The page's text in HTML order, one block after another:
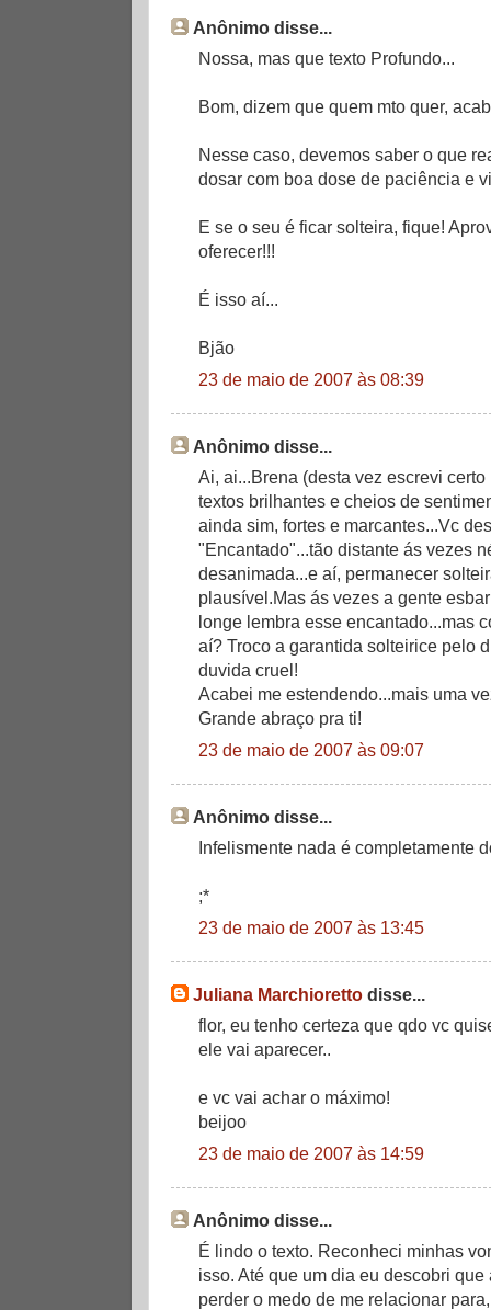
Anônimo disse...
Nossa, mas que texto Profundo...
Bom, dizem que quem mto quer,
Nesse caso, devemos saber o que
dosar com boa dose de paciência e
E se o seu é ficar solteira, fique!
oferecer!!!
É isso aí...
Bjão
23 de maio de 2007 às 08:39
Anônimo disse...
Ai, ai...Brena (desta vez escrevi
textos brilhantes e cheios de
ainda sim, fortes e marcantes...Vc
"Encantado"...tão distante ás vezes
desanimada...e aí, permanecer
plausível.Mas ás vezes a gente
longe lembra esse encantado...mas
aí? Troco a garantida solteirice pelo
duvida cruel!
Acabei me estendendo...mais uma
Grande abraço pra ti!
23 de maio de 2007 às 09:07
Anônimo disse...
Infelismente nada é completamente
;*
23 de maio de 2007 às 13:45
Juliana Marchioretto disse...
flor, eu tenho certeza que qdo vc
ele vai aparecer..
e vc vai achar o máximo!
beijoo
23 de maio de 2007 às 14:59
Anônimo disse...
É lindo o texto. Reconheci minhas
isso. Até que um dia eu descobri
perder o medo de me relacionar